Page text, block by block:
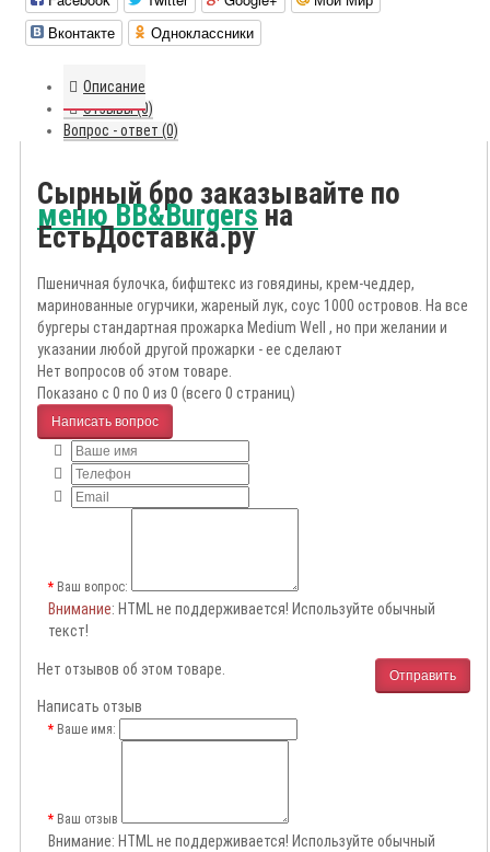
Вконтакте
Одноклассники
Описание
Отзывы (0)
Вопрос - ответ (0)
Сырный бро заказывайте по
меню BB&Burgersна
ЕстьДоставка.ру
Пшеничная булочка, бифштекс из говядины, крем-чеддер,
маринованные огурчики, жареный лук, соус 1000 островов. На все
бургеры стандартная прожарка Medium Well , но при желании и
указании любой другой прожарки - ее сделают
Нет вопросов об этом товаре.
Показано с 0 по 0 из 0 (всего 0 страниц)
Написать вопрос
Ваш вопрос:
Внимание: HTML не поддерживается! Используйте обычный
текст!
Отправить
Нет отзывов об этом товаре.
Написать отзыв
Ваше имя:
Ваш отзыв
Внимание: HTML не поддерживается! Используйте обычный